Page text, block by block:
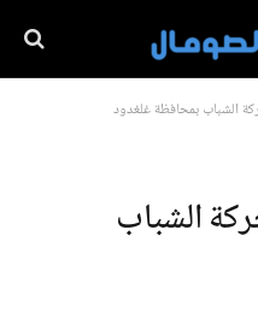
الشباب بمحافظة غلغدود
الشباب